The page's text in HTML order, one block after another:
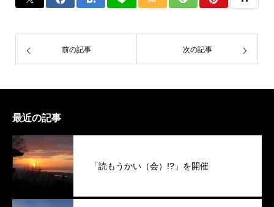
前の記事 次の記事
最近の記事
「読もうかい（会）!?」を開催